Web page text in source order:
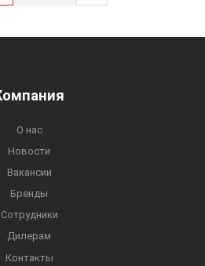
О нас
Новости
Вакансии
Бренды
Сотрудники
Дилерам
Контакты